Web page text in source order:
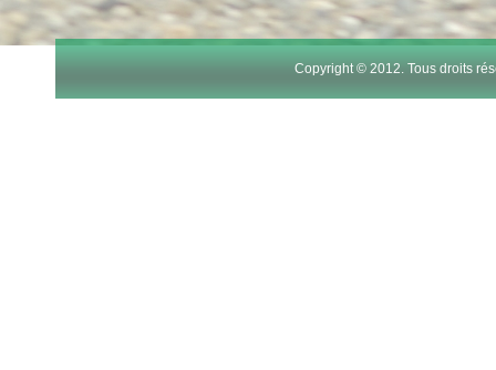
Copyright © 2012. Tous droits